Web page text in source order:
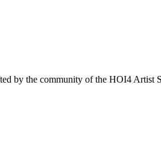
by the community of the HOI4 Artist